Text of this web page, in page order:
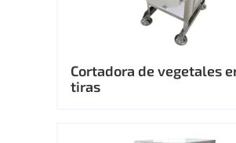
Cortadora de vegetales
tiras